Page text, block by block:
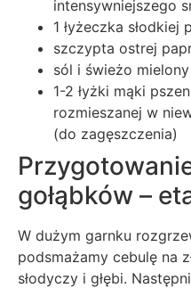
intensywniejszego
1 łyżeczka słodkiej
szczypta ostrej
sól i świeżo
1-2 łyżki mąki
rozmieszanej w
(do zagęszczenia)
gołąbków –
W dużym garnku
podsmażamy cebulę na
słodyczy i głębi.